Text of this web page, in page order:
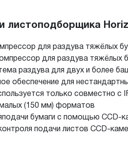
листоподборщика
для раздува тяжёлых
для раздува тяжёлых
раздува для двух и более
обеспечение для
только совместно с
(150 мм) форматов
бумаги с помощью CCD-
подачи листов CCD-